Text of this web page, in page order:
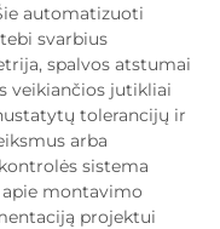
automatizuoti
svarbius
spalvos atstumai
veikiančios jutikliai
tolerancijų ir
arba
sistema
montavimo
projektui